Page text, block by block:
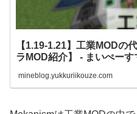
【1.19-1.21】工業MODの
ラMOD紹介】 - まいぺーす
mineblog.yukkuriikouze.com